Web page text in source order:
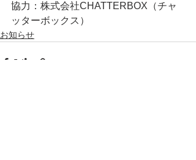
協力：株式会社CHATTERBOX（チャ
ッターボックス）
お知らせ